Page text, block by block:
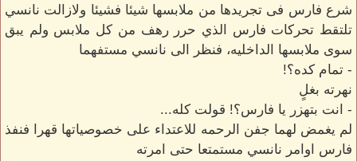
شرع فارس فى تجريدها من ملابسها شيئا فشيئا ولازالت نانسي
تلتقط تحركات فارس الذي حرر رهف من كل ملابس ولم يبق
سوى ملابسها الداخليه، فنظر الى نانسي مستفهما
- تمام كده؟!
نهرته بغلٍ
- انت بتهزر يا فارس؟! قولت كله...
لم يغمض لهما جفن الرحمه للاعتداء على خصوصياتها قهرا فنفذ
فارس اوامر نانسي مستمتعا حتى امرته